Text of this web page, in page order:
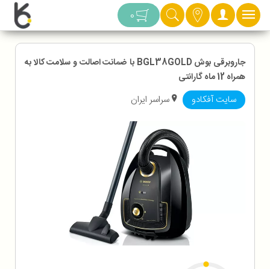
دسته بندی 0
جاروبرقی بوش BGL38GOLD با ضمانت اصالت و سلامت کالا به
همراه 12 ماه گارانتی
سایت آفکادو سراسر ایران